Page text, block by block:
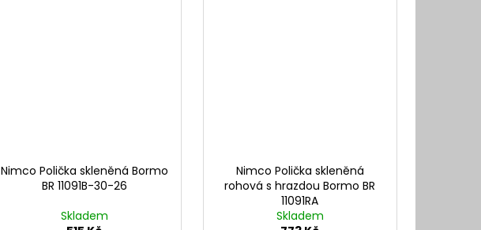
Nimco Polička skleněná Bormo
BR 11091B-30-26
Skladem
Nimco Polička skleněná
rohová s hrazdou Bormo BR
11091RA
Skladem